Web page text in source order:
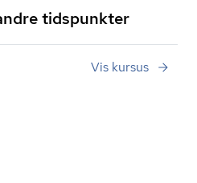
tidspunkter
Vis kursus